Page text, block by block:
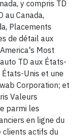
y compris TD
au Canada,
Placements
de détail aux
Most
TD aux États-
États-Unis et une
Corporation; et
Valeurs
parmi les
en ligne du
clients actifs du